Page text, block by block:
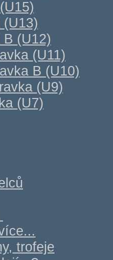
(U13)
(U12)
(U11)
B (U10)
(U9)
(U7)
trofeje